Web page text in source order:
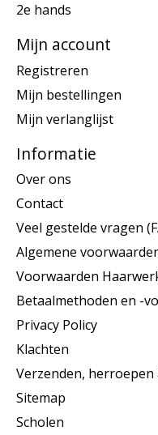
2e hands
Mijn account
Registreren
Mijn bestellingen
Mijn verlanglijst
Informatie
Over ons
Contact
Veel gestelde vragen
Algemene
Voorwaarden
Betaalmethoden en -
Privacy Policy
Klachten
Verzenden,
Sitemap
Scholen